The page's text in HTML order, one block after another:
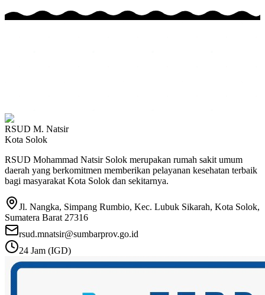
RSUD M. Natsir
Kota Solok
RSUD Mohammad Natsir Solok merupakan rumah sakit umum
daerah yang berkomitmen memberikan pelayanan kesehatan terbaik
bagi masyarakat Kota Solok dan sekitarnya.
Jl. Nangka, Simpang Rumbio, Kec. Lubuk Sikarah, Kota Solok,
Sumatera Barat 27316
rsud.mnatsir@sumbarprov.go.id
24 Jam (IGD)